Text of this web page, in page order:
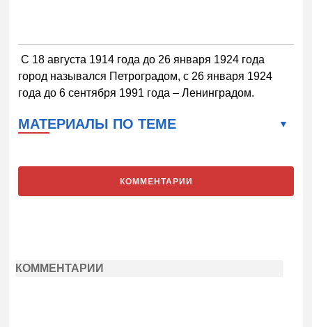
С 18 августа 1914 года до 26 января 1924 года
город назывался Петроградом, с 26 января 1924
года до 6 сентября 1991 года – Ленинградом.
МАТЕРИАЛЫ ПО ТЕМЕ
КОММЕНТАРИИ
КОММЕНТАРИИ